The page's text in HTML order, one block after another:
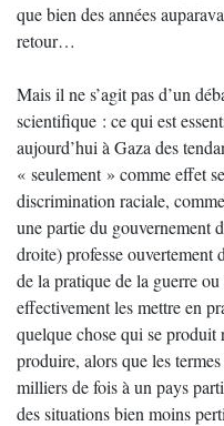
que bien des années
retour…
Mais il ne s’agit pas d’un
scientifique : ce qui est
aujourd’hui à Gaza des
« seulement » comme effet
discrimination raciale,
une partie du gouvernement
droite) professe ouvertement
de la pratique de la guerre
effectivement les mettre en
quelque chose qui se produit
produire, alors que les
milliers de fois à un pays
des situations bien moins